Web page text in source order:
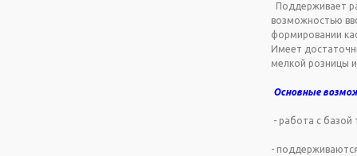
Поддерживает
возможностью
формировании
Имеет
мелкой
Основные
- работа с базой
-